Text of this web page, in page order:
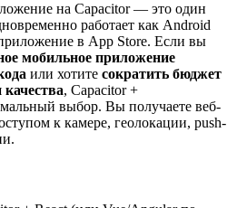
на Capacitor — это один
работает как Android
в App Store. Если вы
мобильное приложение
или хотите сократить бюджет
качества, Capacitor +
выбор. Вы получаете веб-
к камере, геолокации, push-